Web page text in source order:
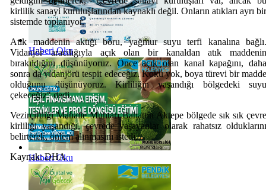
Haberi Oku
Haberi Oku
kirlilik sanayi kuruluşlarından kaynaklı değil. Onların atıkları ayrı
sistemde toplanıyor.
Atık maddenin aktığı boru, yağmur suyu terfi kanalına
Vidanjör aracılığıyla açık olan bir kanaldan atık
bırakıldığını düşünüyoruz. Önce açık olan kanal kapağını,
sonra da vidanjörü tespit edeceğiz. Koku yok, boya türevi bir
olduğunu düşünüyoruz. Kirliliğin yaşandığı bölgedeki
çekeceğiz" dedi.
Vezirçiftliği Mahalle Muhtarı Bahattin Aktepe bölgede sık sık
kirliliği yaşandığı, çevrede yaşayanlar olarak rahatsız
belirterek, önlem alınmasını istedi.
Kaynak: DHA